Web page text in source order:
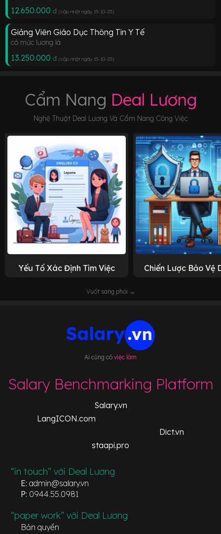
12.650.000 đ (cập nhật ngày 15-10-23)
Giảng Viên Giáo Dục Thông Tin Y Tế
có mức lương là
13.250.000 đ (cập nhật ngày 15-10-23)
Cẩm Nang Deal Lương
Nghệ Thuật Deal Lương Và Cẩm Nang Công Việc
Yếu Tố Xác Định Tìm Việc Chiến Lược Bảo Vệ
Vuốt sang phải →
Ai cũng có việc làm
Salary Benchmarking Platform
Salary.vn
LangICON.com
Dict.vn
staapi.pro
“in touch” với Deal Lương
E: admin@salary.vn
P: 0944.55.0981
“paper work” với Deal Lương
Bản quyền